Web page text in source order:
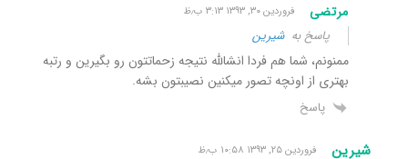
مرتضی فروردین ۳۰, ۱۳۹۳ ۳:۱۳ ب٫ظ
پاسخ بهشیرین
ممنونم، شما هم فردا انشالله نتیجه زحماتتون رو بگیرین و رتبه
بهتری از اونچه تصور میکنین نصیبتون بشه.
پاسخ
شیرین فروردین ۲۵, ۱۳۹۳ ۱۰:۵۸ ب٫ظ